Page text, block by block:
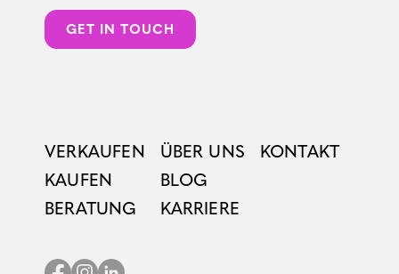
GET IN TOUCH
VERKAUFEN
KAUFEN
BERATUNG
ÜBER UNS
BLOG
KARRIERE
KONTAKT